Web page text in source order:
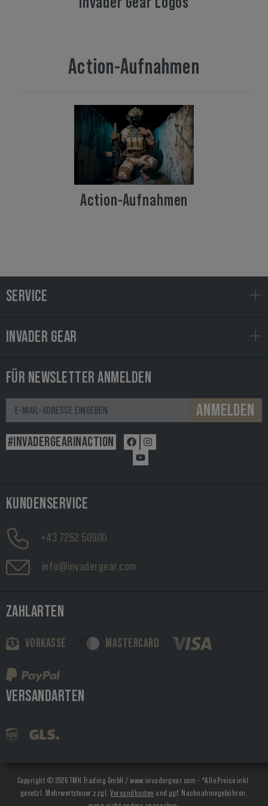
Action-Aufnahmen
Action-Aufnahmen
SERVICE
INVADER GEAR
FÜR NEWSLETTER ANMELDEN
ANMELDEN
#INVADERGEARINACTION
KUNDENSERVICE
+43 7252 50900
info@invadergear.com
ZAHLARTEN
VORKASSE MASTERCARD
VERSANDARTEN
Copyright © 2026 TMH Trading GmbH / www.invadergear.com - *Alle Preise inkl.
gesetzl. Mehrwertsteuer zzgl.Versandkosten und ggf. Nachnahmegebühren,